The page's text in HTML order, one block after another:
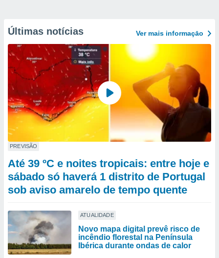
Últimas notícias Ver mais informaçāo
PREVISÃO
Até 39 ºC e noites tropicais: entre hoje e
sábado só haverá 1 distrito de Portugal
sob aviso amarelo de tempo quente
ATUALIDADE
Novo mapa digital prevê risco de
incêndio florestal na Península
Ibérica durante ondas de calor